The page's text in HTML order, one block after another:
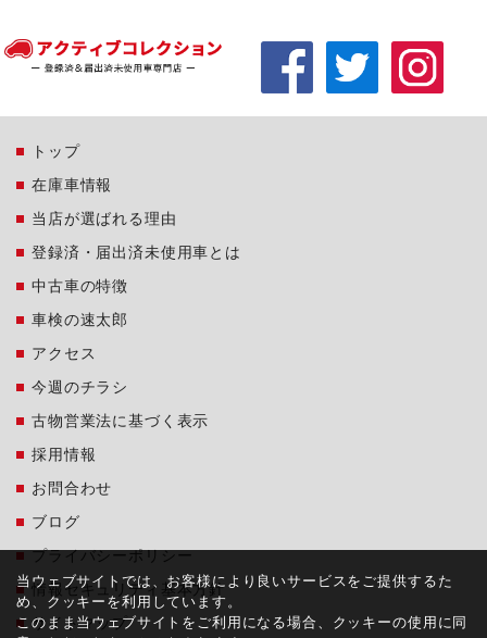
トップ
在庫車情報
当店が選ばれる理由
登録済・届出済未使用車とは
中古車の特徴
車検の速太郎
アクセス
今週のチラシ
古物営業法に基づく表示
採用情報
お問合わせ
ブログ
プライバシーポリシー
情報セキュリティ基本方針
サイトマップ
当ウェブサイトでは、お客様により良いサービスをご提供するた
め、クッキーを利用しています。
このまま当ウェブサイトをご利用になる場合、クッキーの使用に同